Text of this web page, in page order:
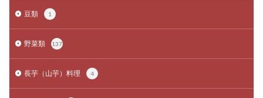
豆類 1
野菜類 137
長芋（山芋）料理 4